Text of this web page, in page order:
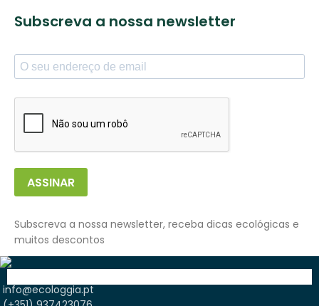
Subscreva a nossa newsletter
ASSINAR
Subscreva a nossa newsletter, receba dicas ecológicas e
muitos descontos
info@ecologgia.pt